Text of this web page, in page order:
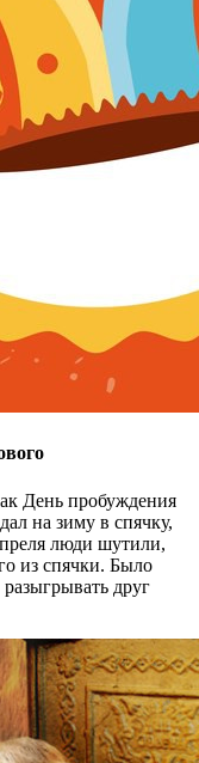
День пробуждения
на зиму в спячку,
люди шутили,
из спячки. Было
друг